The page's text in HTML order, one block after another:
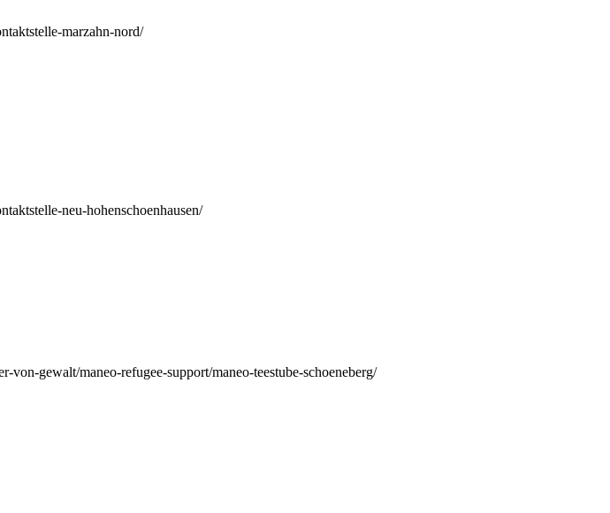
marzahn-nord/
neu-hohenschoenhausen/
gewalt/maneo-refugee-support/maneo-teestube-schoeneberg/